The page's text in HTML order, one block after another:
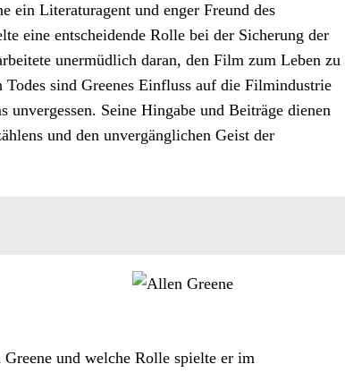
ein Literaturagent und enger Freund des
eine entscheidende Rolle bei der Sicherung der
unermüdlich daran, den Film zum Leben zu
sind Greenes Einfluss auf die Filmindustrie
Seine Hingabe und Beiträge dienen
und den unvergänglichen Geist der
und welche Rolle spielte er im